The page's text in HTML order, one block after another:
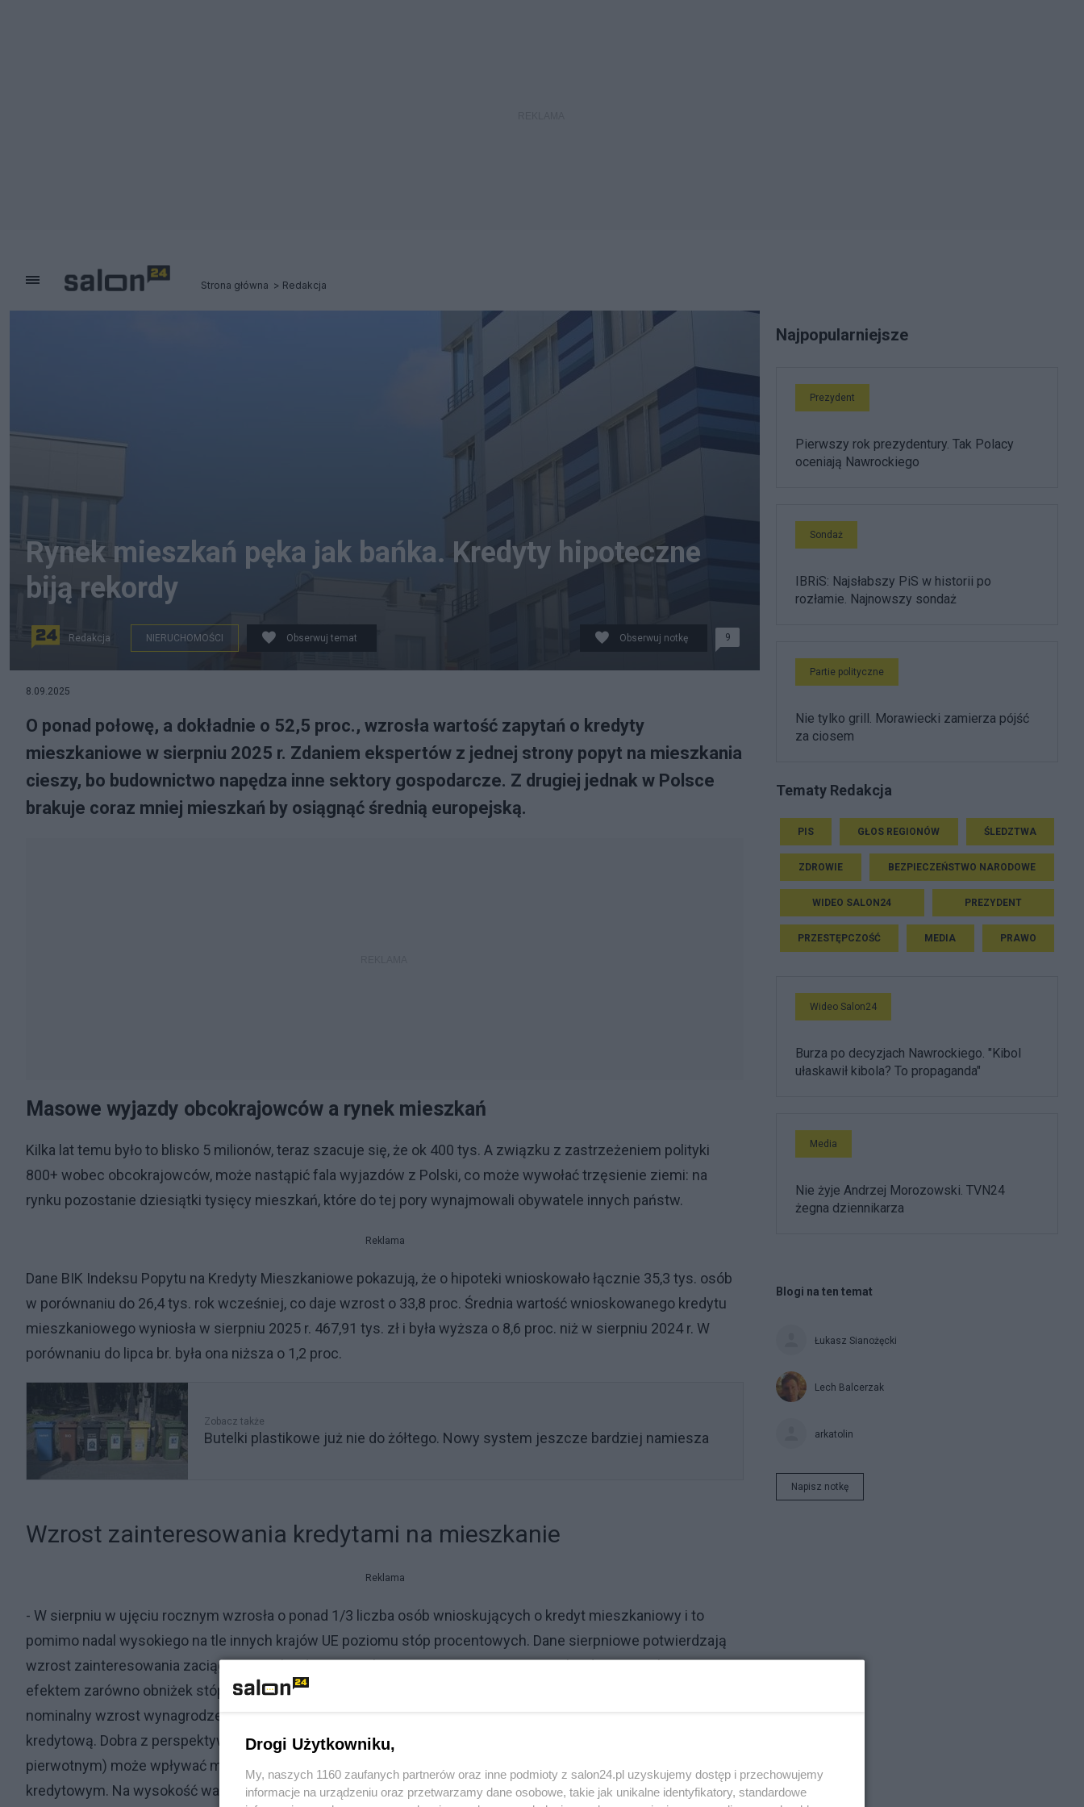
Strona główna Redakcja
Rynek mieszkań pęka jak bańka. Kredyty hipoteczne
biją rekordy
Redakcja NIERUCHOMOŚCI Obserwuj temat Obserwuj notkę 9
8.09.2025
O ponad połowę, a dokładnie o 52,5 proc., wzrosła wartość zapytań o kredyty
mieszkaniowe w sierpniu 2025 r. Zdaniem ekspertów z jednej strony popyt na mieszkania
cieszy, bo budownictwo napędza inne sektory gospodarcze. Z drugiej jednak w Polsce
brakuje coraz mniej mieszkań by osiągnąć średnią europejską.
Masowe wyjazdy obcokrajowców a rynek mieszkań
Kilka lat temu było to blisko 5 milionów, teraz szacuje się, że ok 400 tys. A związku z zastrzeżeniem polityki
800+ wobec obcokrajowców, może nastąpić fala wyjazdów z Polski, co może wywołać trzęsienie ziemi: na
rynku pozostanie dziesiątki tysięcy mieszkań, które do tej pory wynajmowali obywatele innych państw.
Reklama
Dane BIK Indeksu Popytu na Kredyty Mieszkaniowe pokazują, że o hipoteki wnioskowało łącznie 35,3 tys. osób
w porównaniu do 26,4 tys. rok wcześniej, co daje wzrost o 33,8 proc. Średnia wartość wnioskowanego kredytu
mieszkaniowego wyniosła w sierpniu 2025 r. 467,91 tys. zł i była wyższa o 8,6 proc. niż w sierpniu 2024 r. W
porównaniu do lipca br. była ona niższa o 1,2 proc.
Zobacz także
Butelki plastikowe już nie do żółtego. Nowy system jeszcze bardziej namiesza
Wzrost zainteresowania kredytami na mieszkanie
Reklama
- W sierpniu w ujęciu rocznym wzrosła o ponad 1/3 liczba osób wnioskujących o kredyt mieszkaniowy i to
pomimo nadal wysokiego na tle innych krajów UE poziomu stóp procentowych. Dane sierpniowe potwierdzają
wzrost zainteresowania zaciągnięciem kredytu mieszkaniowego. Rosnący popyt na kredyty mieszkaniowe jest
efektem zarówno obniżek stóp procentowych, jak i oczekiwań na kolejne. Dodatkowym czynnikiem jest
nominalny wzrost wynagrodzeń o 9 proc. rok do roku. Czynniki te bezpośrednio wpływają na rosnącą zdolność
kredytową. Dobra z perspektywy kupujących, sytuacja na rynku mieszkaniowym (duża oferta na rynku
pierwotnym) może wpływać mobilizująco na kredytobiorców i zachęcać do większej aktywności na rynku
kredytowym. Na wysokość wartości BIK Indeksu Popytu duży wpływ ma również średnia kwota wnioskowanego
Najpopularniejsze
Prezydent
Pierwszy rok prezydentury. Tak Polacy
oceniają Nawrockiego
Sondaż
IBRiS: Najsłabszy PiS w historii po
rozłamie. Najnowszy sondaż
Partie polityczne
Nie tylko grill. Morawiecki zamierza pójść
za ciosem
Tematy Redakcja
PIS GŁOS REGIONÓW ŚLEDZTWA
ZDROWIE BEZPIECZEŃSTWO NARODOWE
WIDEO SALON24 PREZYDENT
PRZESTĘPCZOŚĆ MEDIA PRAWO
Wideo Salon24
Burza po decyzjach Nawrockiego. "Kibol
ułaskawił kibola? To propaganda"
Media
Nie żyje Andrzej Morozowski. TVN24
żegna dziennikarza
Blogi na ten temat
Łukasz Sianożęcki
Lech Balcerzak
arkatolin
Napisz notkę
Drogi Użytkowniku,
My, naszych 1160 zaufanych partnerów oraz inne podmioty z salon24.pl uzyskujemy dostęp i przechowujemy
informacje na urządzeniu oraz przetwarzamy dane osobowe, takie jak unikalne identyfikatory, standardowe